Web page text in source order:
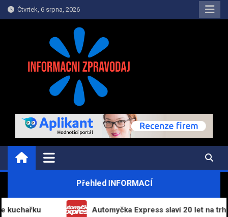
Skip
to
Čtvrtek, 6 srpna, 2026
INFORMAČNÍ-ZPRAVODAJ.CZ
Informace a zpravodajství on-line
Přehled INFORMACÍ
Automyčka Express slaví 20 let na trhu